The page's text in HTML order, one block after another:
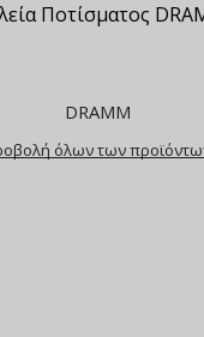
Ποτίσματος
DRAMM
όλων των